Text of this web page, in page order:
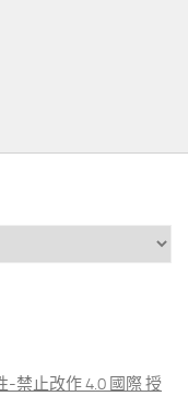
-禁止改作 4.0 國際 授